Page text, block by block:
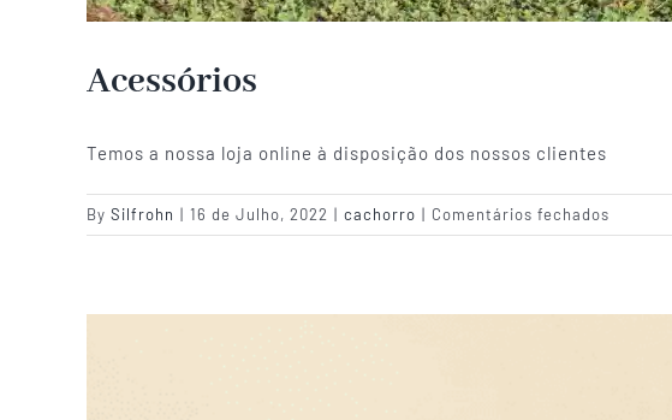
Acessórios
Temos a nossa loja online à disposição dos nossos clientes
By Silfrohn | 16 de Julho, 2022 | cachorro | Comentários fechados